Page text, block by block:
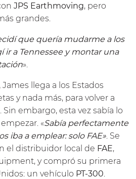
JPS Earthmoving, pero
grandes.
que quería mudarme a los
ir a Tennessee y montar una
».
llega a los Estados
y nada más, para volver a
embargo, esta vez sabía lo
«Sabía perfectamente
iba a emplear: solo FAE» . Se
el distribuidor local de FAE,
y compró su primera
un vehículo PT-300